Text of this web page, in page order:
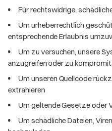
Für rechtswidrige,
Um urheberrechtlich
entsprechende Erlaubnis
Um zu versuchen, unsere
anzugreifen oder zu
Um unseren Quellcode
extrahieren
Um geltende Gesetze oder
Um schädliche Dateien,